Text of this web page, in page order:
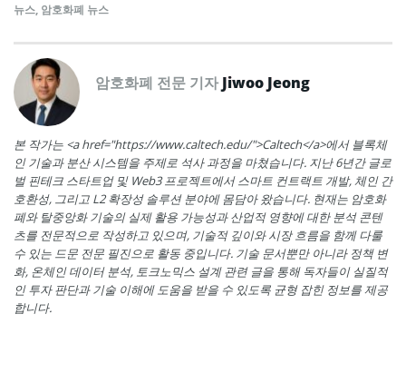
뉴스, 암호화폐 뉴스
암호화폐 전문 기자Jiwoo Jeong
본 작가는 <a href="https://www.caltech.edu/">Caltech</a>에서 블록체
인 기술과 분산 시스템을 주제로 석사 과정을 마쳤습니다. 지난 6년간 글로
벌 핀테크 스타트업 및 Web3 프로젝트에서 스마트 컨트랙트 개발, 체인 간
호환성, 그리고 L2 확장성 솔루션 분야에 몸담아 왔습니다. 현재는 암호화
폐와 탈중앙화 기술의 실제 활용 가능성과 산업적 영향에 대한 분석 콘텐
츠를 전문적으로 작성하고 있으며, 기술적 깊이와 시장 흐름을 함께 다룰
수 있는 드문 전문 필진으로 활동 중입니다. 기술 문서뿐만 아니라 정책 변
화, 온체인 데이터 분석, 토크노믹스 설계 관련 글을 통해 독자들이 실질적
인 투자 판단과 기술 이해에 도움을 받을 수 있도록 균형 잡힌 정보를 제공
합니다.